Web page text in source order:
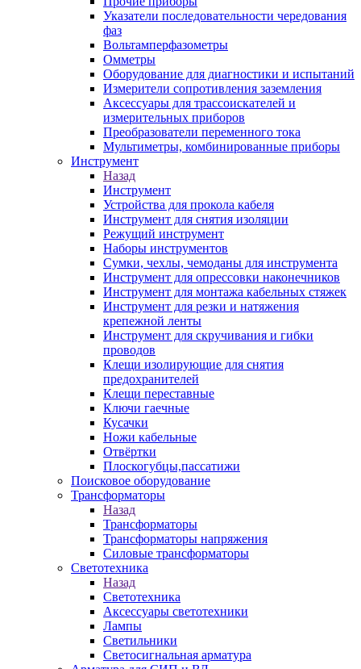
Указатели последовательности чередования
фаз
Вольтамперфазометры
Омметры
Оборудование для диагностики и испытаний
Измерители сопротивления заземления
Аксессуары для трассоискателей и
измерительных приборов
Преобразователи переменного тока
Мультиметры, комбинированные приборы
Инструмент
Назад
Инструмент
Устройства для прокола кабеля
Инструмент для снятия изоляции
Режущий инструмент
Наборы инструментов
Сумки, чехлы, чемоданы для инструмента
Инструмент для опрессовки наконечников
Инструмент для монтажа кабельных стяжек
Инструмент для резки и натяжения
крепежной ленты
Инструмент для скручивания и гибки
проводов
Клещи изолирующие для снятия
предохранителей
Клещи переставные
Ключи гаечные
Кусачки
Ножи кабельные
Отвёртки
Плоскогубцы,пассатижи
Поисковое оборудование
Трансформаторы
Назад
Трансформаторы
Трансформаторы напряжения
Силовые трансформаторы
Светотехника
Назад
Светотехника
Аксессуары светотехники
Лампы
Светильники
Светосигнальная арматура